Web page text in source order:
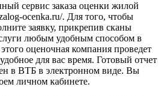
сервис заказа оценки жилой
ocenka.ru/. Для того, чтобы
заявку, прикрепив сканы
любым удобным способом в
оценочная компания проведет
для вас время. Готовый отчет
в ВТБ в электронном виде. Вы
личном кабинете.